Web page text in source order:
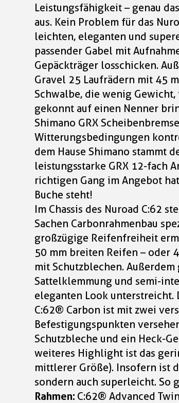
Leistungsfähigkeit – genau
aus. Kein Problem für das
leichten, eleganten und
passender Gabel mit
Gepäckträger losschicken.
Gravel 25 Laufrädern mit 45
Schwalbe, die wenig
gekonnt auf einen Nenner
Shimano GRX
Witterungsbedingungen
dem Hause Shimano stammt
leistungsstarke GRX 12-fach
richtigen Gang im Angebot
Buche steht!
Im Chassis des Nuroad C:62
Sachen Carbonrahmenbau
großzügige Reifenfreiheit
50 mm breiten Reifen – oder
mit Schutzblechen.
Sattelklemmung und semi-
eleganten Look unterstreicht.
C:62® Carbon ist mit zwei
Befestigungspunkten
Schutzbleche und ein Heck-
weiteres Highlight ist das
mittlerer Größe). Insofern ist
sondern auch superleicht. So
Rahmen: C:62® Advanced